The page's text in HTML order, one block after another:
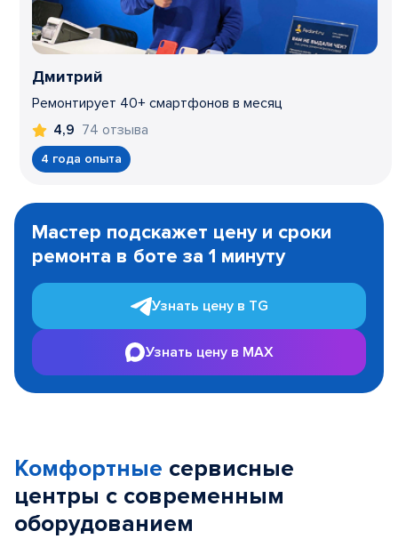
Дмитрий
Ремонтирует 40+ смартфонов в месяц
4,9 74 отзыва
4 года опыта
1
Мастер подскажет цену и сроки
ремонта в боте за 1 минуту
Узнать цену в TG
Узнать цену в MAX
Комфортные сервисные
центры с современным
оборудованием